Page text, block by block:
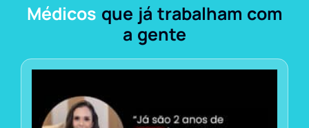
Médicos que já trabalham com
a gente